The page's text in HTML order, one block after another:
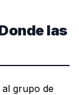
las
al grupo de